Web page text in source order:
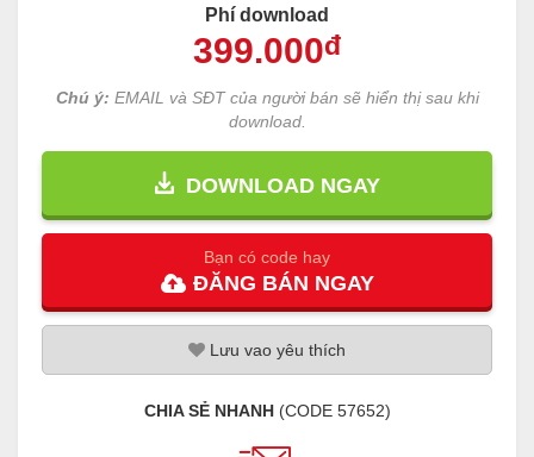
Phí download
399.000đ
Chú ý: EMAIL và SĐT của người bán sẽ hiển thị sau khi
download.
DOWNLOAD NGAY
Bạn có code hay
ĐĂNG BÁN NGAY
Lưu vao yêu thích
CHIA SẺ NHANH(CODE 57652)